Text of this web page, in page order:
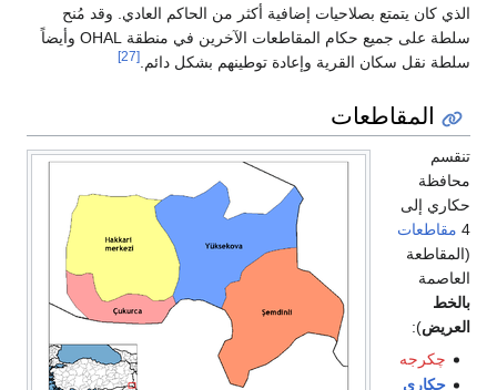
الذي كان يتمتع بصلاحيات إضافية أكثر من الحاكم العادي. وقد مُنح
سلطة على جميع حكام المقاطعات الآخرين في منطقة OHAL وأيضاً
سلطة نقل سكان القرية وإعادة توطينهم بشكل دائم.[27]
المقاطعات
تنقسم
محافظة
حكاري إلى
4 مقاطعات
(المقاطعة
العاصمة
بالخط
العريض):
چكرجه
حكاري